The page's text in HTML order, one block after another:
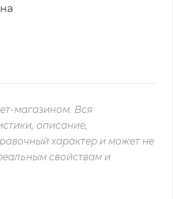
магазином. Вся
описание,
характер и может не
свойствам и